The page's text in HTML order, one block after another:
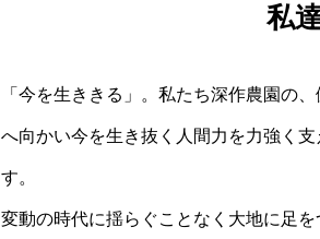
私
「今を生ききる」。私たち深作農園の
へ向かい今を生き抜く人間力を力強く
す。
変動の時代に揺らぐことなく大地に足